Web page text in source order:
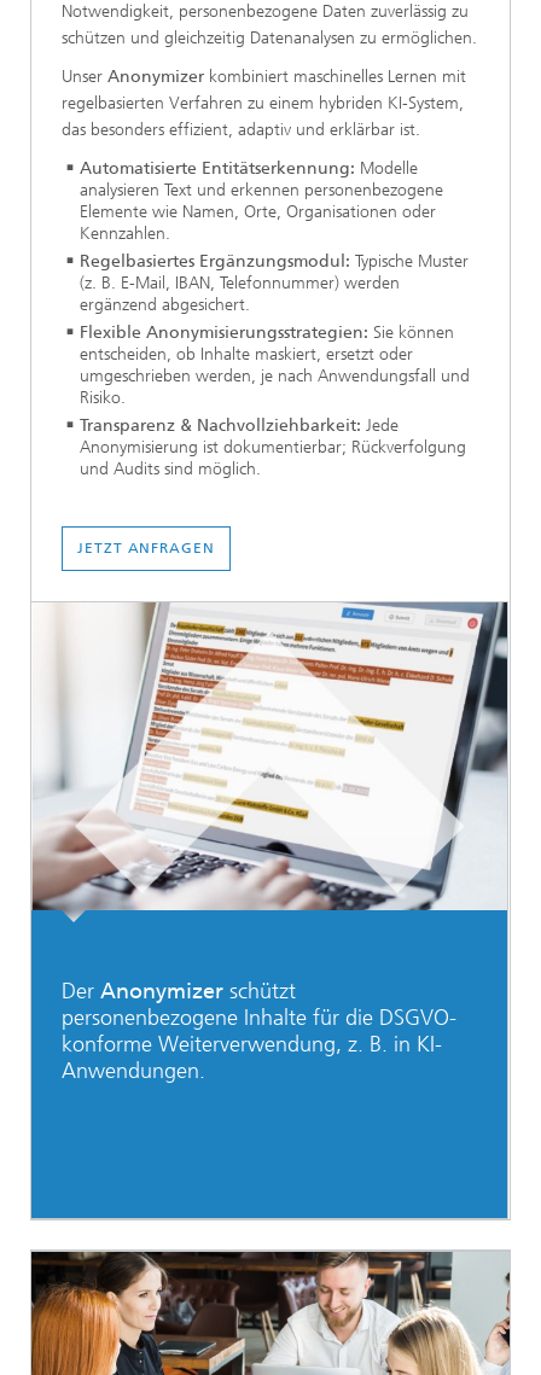
Notwendigkeit, personenbezogene Daten zuverlässig zu
schützen und gleichzeitig Datenanalysen zu ermöglichen.
Unser Anonymizer kombiniert maschinelles Lernen mit
regelbasierten Verfahren zu einem hybriden KI-System,
das besonders effizient, adaptiv und erklärbar ist.
Automatisierte Entitätserkennung: Modelle
analysieren Text und erkennen personenbezogene
Elemente wie Namen, Orte, Organisationen oder
Kennzahlen.
Regelbasiertes Ergänzungsmodul: Typische Muster
(z. B. E-Mail, IBAN, Telefonnummer) werden
ergänzend abgesichert.
Flexible Anonymisierungsstrategien: Sie können
entscheiden, ob Inhalte maskiert, ersetzt oder
umgeschrieben werden, je nach Anwendungsfall und
Risiko.
Transparenz & Nachvollziehbarkeit: Jede
Anonymisierung ist dokumentierbar; Rückverfolgung
und Audits sind möglich.
JETZT ANFRAGEN
Der Anonymizer schützt
personenbezogene Inhalte für die DSGVO-
konforme Weiterverwendung, z. B. in KI-
Anwendungen.